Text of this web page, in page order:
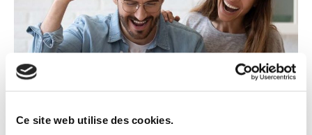
Ce site web utilise des cookies.
2008